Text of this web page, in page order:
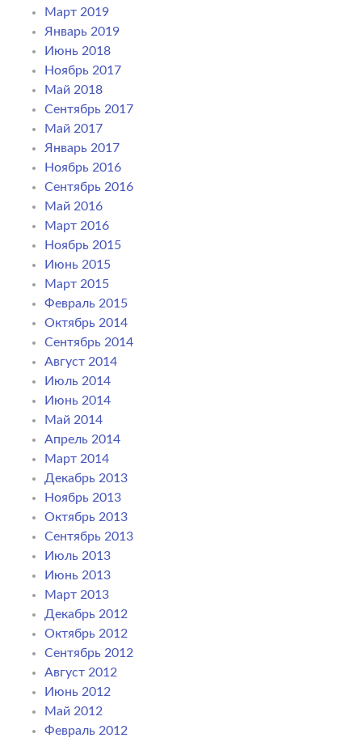
Март 2019
Январь 2019
Июнь 2018
Ноябрь 2017
Май 2018
Сентябрь 2017
Май 2017
Январь 2017
Ноябрь 2016
Сентябрь 2016
Май 2016
Март 2016
Ноябрь 2015
Июнь 2015
Март 2015
Февраль 2015
Октябрь 2014
Сентябрь 2014
Август 2014
Июль 2014
Июнь 2014
Май 2014
Апрель 2014
Март 2014
Декабрь 2013
Ноябрь 2013
Октябрь 2013
Сентябрь 2013
Июль 2013
Июнь 2013
Март 2013
Декабрь 2012
Октябрь 2012
Сентябрь 2012
Август 2012
Июнь 2012
Май 2012
Февраль 2012